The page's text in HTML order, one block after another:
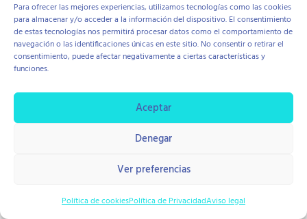
Para ofrecer las mejores experiencias, utilizamos tecnologías como las cookies
para almacenar y/o acceder a la información del dispositivo. El consentimiento
de estas tecnologías nos permitirá procesar datos como el comportamiento de
navegación o las identificaciones únicas en este sitio. No consentir o retirar el
consentimiento, puede afectar negativamente a ciertas características y
funciones.
Aceptar
Denegar
Ver preferencias
Política de cookiesPolítica de PrivacidadAviso legal
Contratación y Devolución